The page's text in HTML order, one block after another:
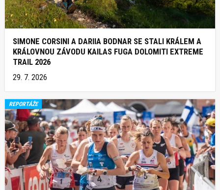
SIMONE CORSINI A DARIIA BODNAR SE STALI KRÁLEM A
KRÁLOVNOU ZÁVODU KAILAS FUGA DOLOMITI EXTREME
TRAIL 2026
29. 7. 2026
REPORTÁŽE